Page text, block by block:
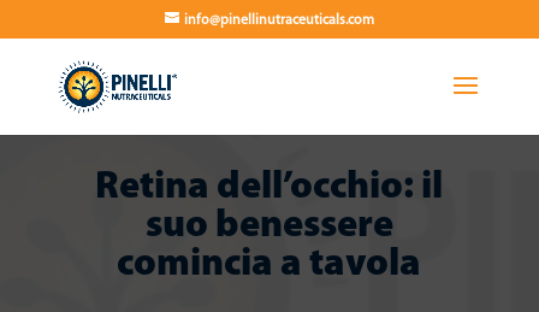
info@pinellinutraceuticals.com
Retina dell’occhio: il
suo benessere
comincia a tavola